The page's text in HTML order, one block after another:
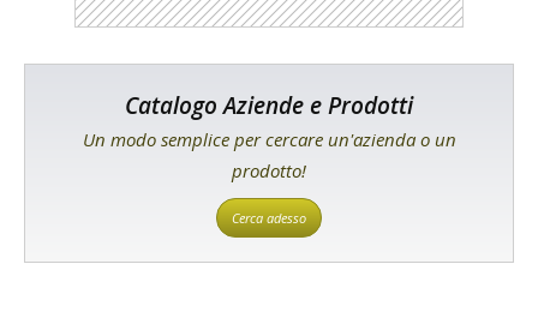
Catalogo Aziende e Prodotti
Un modo semplice per cercare un'azienda o un
prodotto!
Cerca adesso